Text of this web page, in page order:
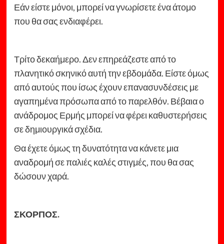
Εάν είστε μόνοι, μπορεί να γνωρίσετε ένα άτομο
που θα σας ενδιαφέρει.
Τρίτο δεκαήμερο. Δεν επηρεάζεστε από το
πλανητικό σκηνικό αυτή την εβδομάδα. Είστε όμως
από αυτούς που ίσως έχουν επανασυνδέσεις με
αγαπημένα πρόσωπα από το παρελθόν. Βέβαια ο
ανάδρομος Ερμής μπορεί να φέρει καθυστερήσεις
σε δημιουργικά σχέδια.
Θα έχετε όμως τη δυνατότητα να κάνετε μια
αναδρομή σε παλιές καλές στιγμές, που θα σας
δώσουν χαρά.
ΣΚΟΡΠΟΣ.